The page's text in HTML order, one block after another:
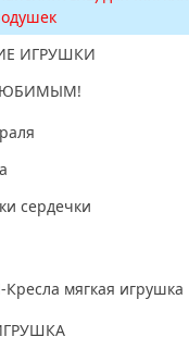
ИГРУШКИ
сердечки
мягкая игрушка